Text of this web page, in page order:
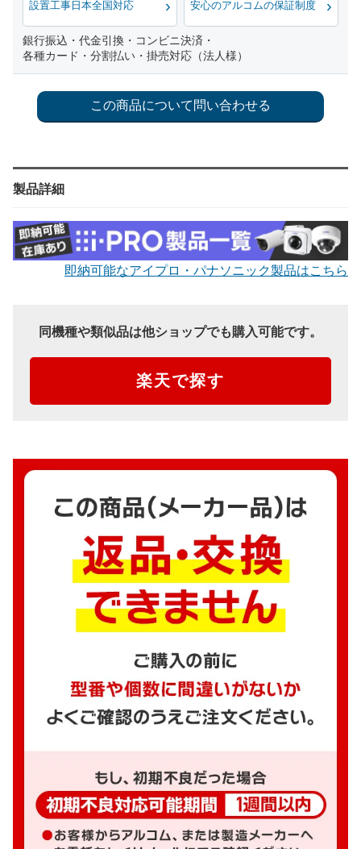
設置工事日本全国対応 安心のアルコムの保証制度
銀行振込・代金引換・コンビニ決済・
各種カード・分割払い・掛売対応（法人様）
製品詳細
即納可能なアイプロ・パナソニック製品はこちら
同機種や類似品は他ショップでも購入可能です。
楽天で探す